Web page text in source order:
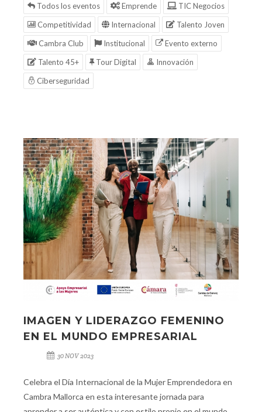
Todos los eventos Emprende
TIC Negocios
Competitividad
Internacional
Talento Joven
Cambra Club
Institucional
Evento externo
Talento 45+
Tour Digital
Innovación
Ciberseguridad
IMAGEN Y LIDERAZGO FEMENINO
EN EL MUNDO EMPRESARIAL
30 NOV 2023
Celebra el Día Internacional de la Mujer Emprendedora en
Cambra Mallorca en esta interesante jornada para